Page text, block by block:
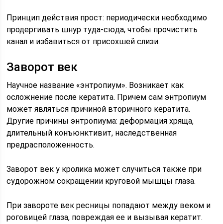
Принцип действия прост: периодически необходимо
продергивать шнур туда-сюда, чтобы прочистить
канал и избавиться от присохшей слизи.
Заворот век
Научное название «энтропиум». Возникает как
осложнение после кератита. Причем сам энтропиум
может являться причиной вторичного кератита.
Другие причины энтропиума: деформация хряща,
длительный конъюнктивит, наследственная
предрасположенность.
Заворот век у кролика может случиться также при
судорожном сокращении круговой мышцы глаза.
При завороте век ресницы попадают между веком и
роговицей глаза, повреждая ее и вызывая кератит.